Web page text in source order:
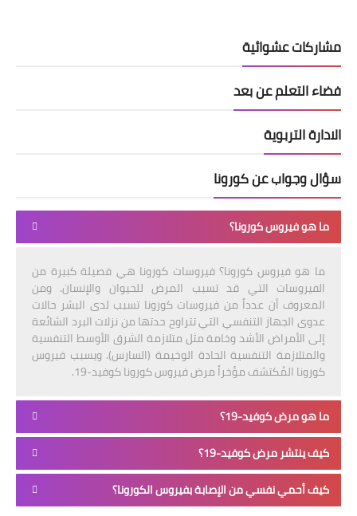
مشاركات عشوائية
فضاء التعلم عن بعد
الادارة التربوية
سؤال وجواب عن كورونا
ما هو فيروس كورونا؟
ما هو فيروس كورونا؟ فيروسات كورونا هي فصيلة كبيرة من
الفيروسات التي قد تسبب المرض للحيوان والإنسان. ومن
المعروف أن عدداً من فيروسات كورونا تسبب لدى البشر حالات
عدوى الجهاز التنفسي التي تتراوح حدتها من نزلات البرد الشائعة
إلى الأمراض الأشد وخامة مثل متلازمة الشرق الأوسط التنفسية
والمتلازمة التنفسية الحادة الوخيمة (السارس). ويسبب فيروس
كورونا المُكتشف مؤخراً مرض فيروس كورونا كوفيد-19.
ما هو مرض كوفيد-19؟
كيف ينتشر مرض كوفيد-19؟
كيف أحمي نفسي من الإصابة بفيروس الكورونا؟